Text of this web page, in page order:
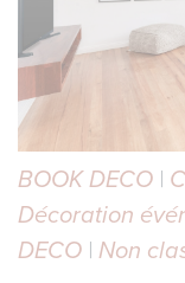
BOOK DECO |
Décoration
DECO | Non